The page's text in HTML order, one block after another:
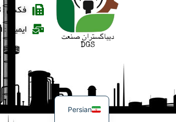
فکس : 66384628-66384606-021
ایمیل : dibaghostaran@yahoo.com
Persian
English